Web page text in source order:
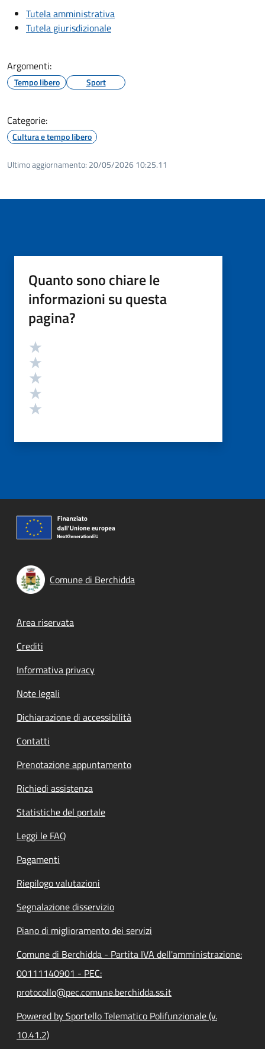
Tutela amministrativa
Tutela giurisdizionale
Argomenti:
Tempo libero Sport
Categorie:
Cultura e tempo libero
Ultimo aggiornamento: 20/05/2026 10:25.11
Quanto sono chiare le
informazioni su questa
pagina?
Valutazione
Comune di Berchidda
Footer menu
Area riservata
Crediti
Informativa privacy
Note legali
Dichiarazione di accessibilità
Contatti
Prenotazione appuntamento
Richiedi assistenza
Statistiche del portale
Leggi le FAQ
Pagamenti
Riepilogo valutazioni
Segnalazione disservizio
Piano di miglioramento dei servizi
Comune di Berchidda - Partita IVA dell'amministrazione:
00111140901 - PEC:
protocollo@pec.comune.berchidda.ss.it
Powered by Sportello Telematico Polifunzionale (v.
10.41.2)